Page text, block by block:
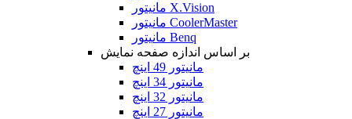
مانیتور X.Vision
مانیتور CoolerMaster
مانیتور Benq
بر اساس اندازه صفحه نمایش
مانیتور 49 اینچ
مانیتور 34 اینچ
مانیتور 32 اینچ
مانیتور 27 اینچ